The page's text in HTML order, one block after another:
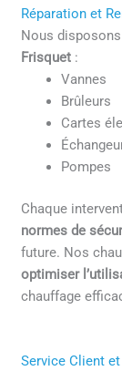
Réparation et
Nous
Frisquet :
Vannes
Brûleurs
Cartes
Pompes
Chaque
normes de
future. Nos
optimiser
chauffage
Service Client